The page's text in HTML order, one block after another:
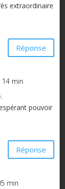
extraordinaire
Réponse
14 min
pouvoir
Réponse
min